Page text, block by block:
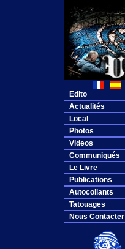
Edito
Actualités
Local
Photos
Videos
Communiqués
Le Livre
Publications
Autocollants
Tatouages
Nous Contacter